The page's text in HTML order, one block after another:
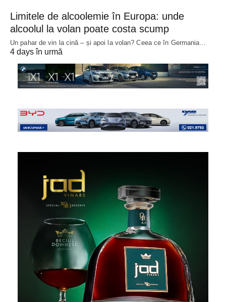
Limitele de alcoolemie în Europa: unde
alcoolul la volan poate costa scump
Un pahar de vin la cină – și apoi la volan? Ceea ce în Germania…
4 days în urmă